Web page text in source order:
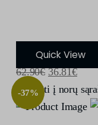
Quick View
62.90€ 36.81€
Įdėti į norų
-37%